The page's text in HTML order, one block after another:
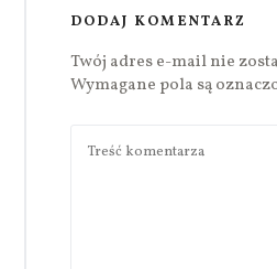
DODAJ KOMENTARZ
Twój adres e-mail nie
Wymagane pola są